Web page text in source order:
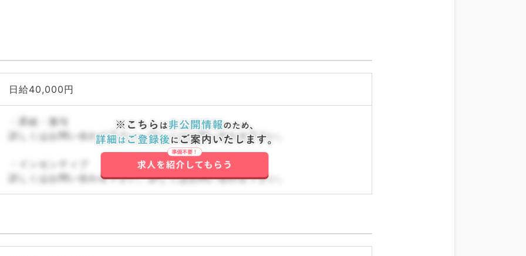
日給40,000円
・昇給・賞与
詳しくはお問い合わせ下さい。詳しくはお問い合わせ下さい。
・インセンティブ
詳しくはお問い合わせ下さい。詳しくはお問い合わせ下さい。